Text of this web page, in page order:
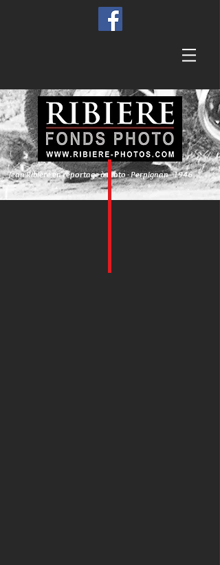
Jean Ribière en reportage à moto - Perpignan - 1946